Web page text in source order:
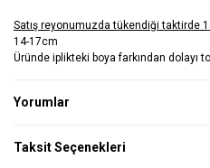
Satış reyonumuzda tükendiği taktirde
14-17cm
Üründe iplikteki boya farkından dolayı
Yorumlar
Taksit Seçenekleri